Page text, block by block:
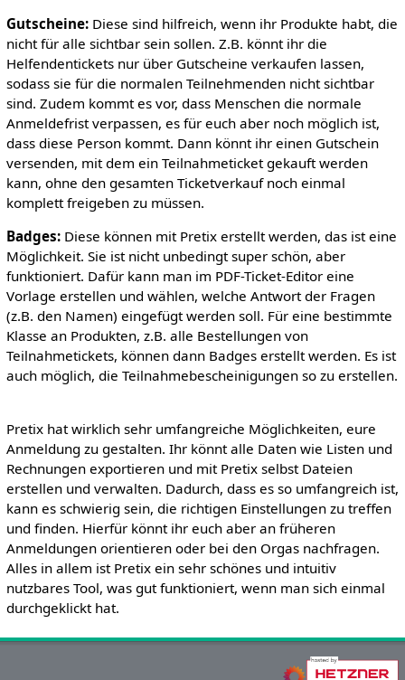
Gutscheine:Diese sind hilfreich, wenn ihr Produkte habt, die
nicht für alle sichtbar sein sollen. Z.B. könnt ihr die
Helfendentickets nur über Gutscheine verkaufen lassen,
sodass sie für die normalen Teilnehmenden nicht sichtbar
sind. Zudem kommt es vor, dass Menschen die normale
Anmeldefrist verpassen, es für euch aber noch möglich ist,
dass diese Person kommt. Dann könnt ihr einen Gutschein
versenden, mit dem ein Teilnahmeticket gekauft werden
kann, ohne den gesamten Ticketverkauf noch einmal
komplett freigeben zu müssen.
Badges:Diese können mit Pretix erstellt werden, das ist eine
Möglichkeit. Sie ist nicht unbedingt super schön, aber
funktioniert. Dafür kann man im PDF-Ticket-Editor eine
Vorlage erstellen und wählen, welche Antwort der Fragen
(z.B. den Namen) eingefügt werden soll. Für eine bestimmte
Klasse an Produkten, z.B. alle Bestellungen von
Teilnahmetickets, können dann Badges erstellt werden. Es ist
auch möglich, die Teilnahmebescheinigungen so zu erstellen.
Pretix hat wirklich sehr umfangreiche Möglichkeiten, eure
Anmeldung zu gestalten. Ihr könnt alle Daten wie Listen und
Rechnungen exportieren und mit Pretix selbst Dateien
erstellen und verwalten. Dadurch, dass es so umfangreich ist,
kann es schwierig sein, die richtigen Einstellungen zu treffen
und finden. Hierfür könnt ihr euch aber an früheren
Anmeldungen orientieren oder bei den Orgas nachfragen.
Alles in allem ist Pretix ein sehr schönes und intuitiv
nutzbares Tool, was gut funktioniert, wenn man sich einmal
durchgeklickt hat.